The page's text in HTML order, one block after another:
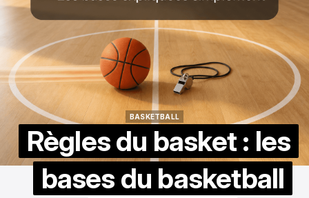
BASKETBALL
Règles du basket : les
bases du basketball